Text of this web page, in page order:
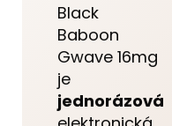
Black
Baboon
Gwave 16mg
je
jednorázová